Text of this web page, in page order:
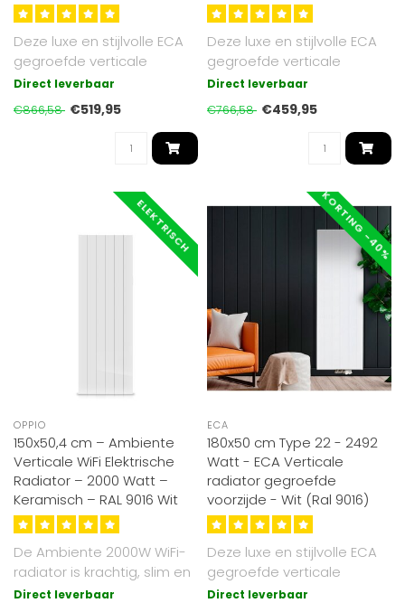
Deze luxe en stijlvolle ECA
gegroefde verticale
radiator heeft de afmeting
160x..
Direct leverbaar
€866,58 €519,95
Deze luxe en stijlvolle ECA
gegroefde verticale
radiator heeft de afmeting
160x..
Direct leverbaar
€766,58 €459,95
ELEKTRISCH
OPPIO
150x50,4 cm – Ambiente
Verticale WiFi Elektrische
Radiator – 2000 Watt –
Keramisch – RAL 9016 Wit
De Ambiente 2000W WiFi-
radiator is krachtig, slim en
ideaal voor grote ruimtes. ..
Direct leverbaar
KORTING -40%
ECA
180x50 cm Type 22 - 2492
Watt - ECA Verticale
radiator gegroefde
voorzijde - Wit (Ral 9016)
Deze luxe en stijlvolle ECA
gegroefde verticale
radiator heeft de afmeting
Direct leverbaar